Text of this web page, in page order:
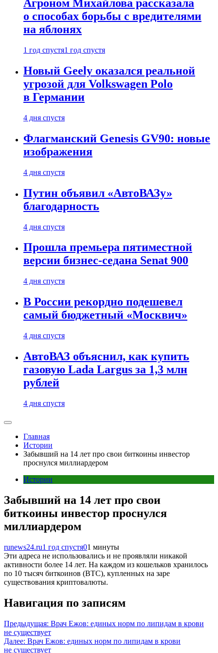
Агроном Михайлова рассказала
о способах борьбы с вредителями
на яблонях
1 год спустя1 год спустя
Новый Geely оказался реальной
угрозой для Volkswagen Polo
в Германии
4 дня спустя
Флагманский Genesis GV90: новые
изображения
4 дня спустя
Путин объявил «АвтоВАЗу»
благодарность
4 дня спустя
Прошла премьера пятиместной
версии бизнес-седана Senat 900
4 дня спустя
В России рекордно подешевел
самый бюджетный «Москвич»
4 дня спустя
АвтоВАЗ объяснил, как купить
газовую Lada Largus за 1,3 млн
рублей
4 дня спустя
Главная
Истории
Забывший на 14 лет про свои биткоины инвестор
проснулся миллиардером
Истории
Забывший на 14 лет про свои
биткоины инвестор проснулся
миллиардером
runews24.ru1 год спустя01 минуты
Эти адреса не использовались и не проявляли никакой
активности более 14 лет. На каждом из кошельков хранилось
по 10 тысяч биткоинов (BTC), купленных на заре
существования криптовалюты.
Навигация по записям
Предыдущая: Врач Ежов: единых норм по липидам в крови
не существует
Далее: Врач Ежов: единых норм по липидам в крови
не существует